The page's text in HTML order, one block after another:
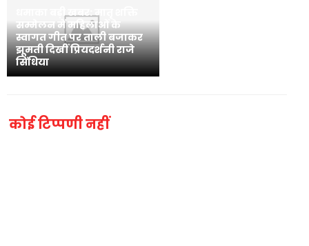
धमाका बड़ी खबर: मातृ शक्ति
सम्मेलन में महिलाओं के
स्वागत गीत पर ताली बजाकर
झूमती दिखीं प्रियदर्शनी राजे
सिंधिया
कोई टिप्पणी नहीं